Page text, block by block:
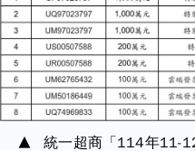
統一超商「114年11-